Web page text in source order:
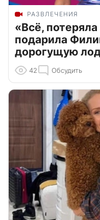
РАЗВЛЕЧЕНИЯ
«Всё,
подарила
дорогущую
42 Обсудить